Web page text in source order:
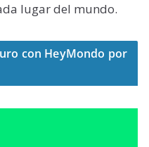
lugar del mundo.
con HeyMondo por